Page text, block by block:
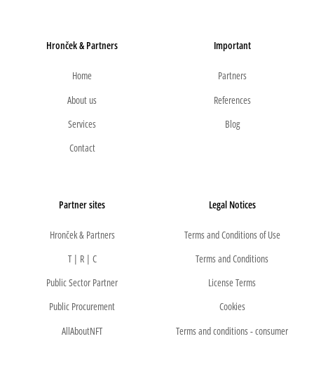
Hronček & Partners
Home
About us
Services
Contact
Important
Partners
References
Blog
Partner sites
Hronček & Partners
T | R | C
Public Sector Partner
Public Procurement
AllAboutNFT
Legal Notices
Terms and Conditions of Use
Terms and Conditions
License Terms
Cookies
Terms and conditions - consumer